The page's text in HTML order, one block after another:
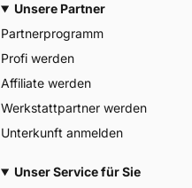
Unsere Partner
Partnerprogramm
Profi werden
Affiliate werden
Werkstattpartner werden
Unterkunft anmelden
Unser Service für Sie